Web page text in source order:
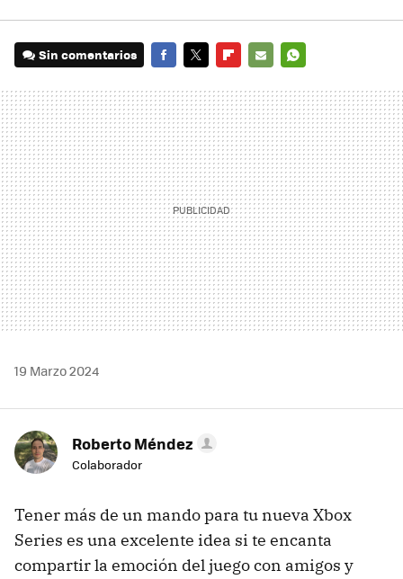
Sin comentarios
MAIL
19 Marzo 2024
Roberto Méndez
Colaborador
Tener más de un mando para tu nueva Xbox
Series es una excelente idea si te encanta
compartir la emoción del juego con amigos y